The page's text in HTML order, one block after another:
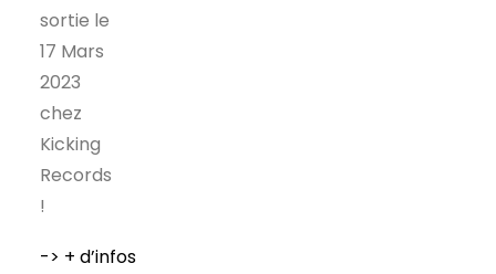
sortie le
17 Mars
2023
chez
Kicking
Records
!
-> + d’infos